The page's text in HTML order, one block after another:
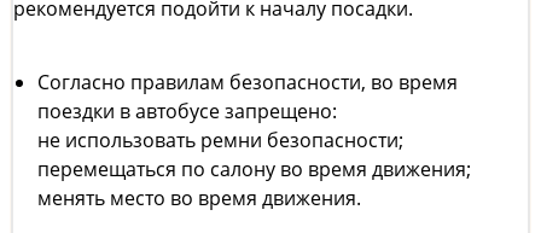
рекомендуется подойти к началу посадки.
Согласно правилам безопасности, во время
поездки в автобусе запрещено:
не использовать ремни безопасности;
перемещаться по салону во время движения;
менять место во время движения.